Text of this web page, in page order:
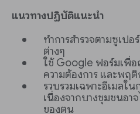
แนวทางปฏิบัติแนะนำ
ทำการสำรวจตามซูเป
ต่างๆ
ใช้ Google ฟอร์มเพื่
ความต้องการ และพฤ
รวบรวมเฉพาะอีเมลใ
เนื่องจากบางชุมชนอา
ของตน